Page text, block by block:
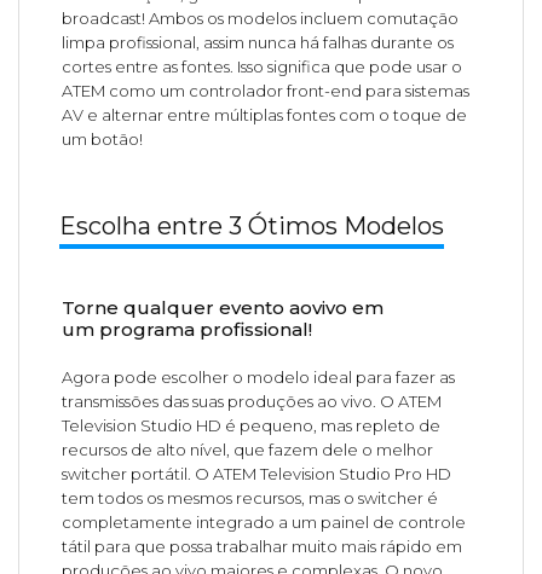
broadcast! Ambos os modelos incluem comutação
limpa profissional, assim nunca há falhas durante os
cortes entre as fontes. Isso significa que pode usar o
ATEM como um controlador front-end para sistemas
AV e alternar entre múltiplas fontes com o toque de
um botão!
Escolha entre 3 Ótimos Modelos
Torne qualquer evento aovivo em
um programa profissional!
Agora pode escolher o modelo ideal para fazer as
transmissões das suas produções ao vivo. O ATEM
Television Studio HD é pequeno, mas repleto de
recursos de alto nível, que fazem dele o melhor
switcher portátil. O ATEM Television Studio Pro HD
tem todos os mesmos recursos, mas o switcher é
completamente integrado a um painel de controle
tátil para que possa trabalhar muito mais rápido em
produções ao vivo maiores e complexas. O novo